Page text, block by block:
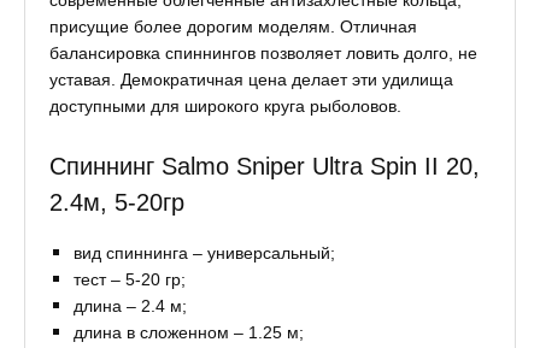
присущие более дорогим моделям. Отличная
балансировка спиннингов позволяет ловить долго, не
уставая. Демократичная цена делает эти удилища
доступными для широкого круга рыболовов.
Спиннинг Salmo Sniper Ultra Spin II 20,
2.4м, 5-20гр
вид спиннинга – универсальный;
тест – 5-20 гр;
длина – 2.4 м;
длина в сложенном – 1.25 м;